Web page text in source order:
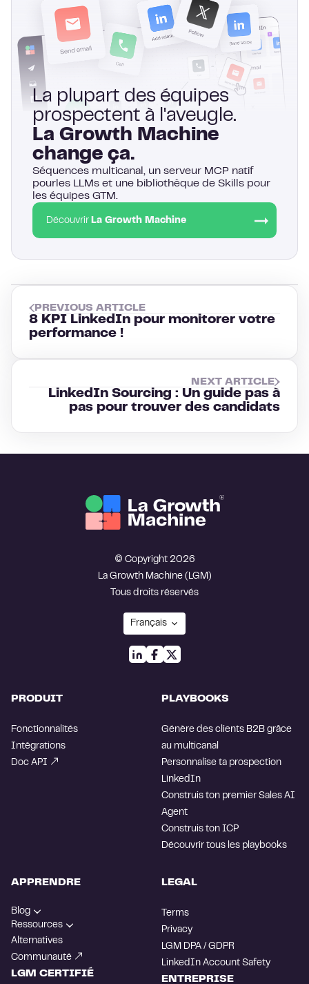
La plupart des équipes
prospectent à l'aveugle.
La Growth Machine
change ça.
Séquences multicanal, un serveur MCP natif
pourles LLMs et une bibliothèque de Skills pour
les équipes GTM.
Découvrir La Growth Machine
PREVIOUS ARTICLE
8 KPI LinkedIn pour monitorer votre
performance !
NEXT ARTICLE
LinkedIn Sourcing : Un guide pas à
pas pour trouver des candidats
© Copyright 2026
La Growth Machine (LGM)
Tous droits réservés
PRODUIT
Fonctionnalités
Intégrations
Doc API
PLAYBOOKS
Génère des clients B2B grâce
au multicanal
Personnalise ta prospection
LinkedIn
Construis ton premier Sales AI
Agent
Construis ton ICP
Découvrir tous les playbooks
APPRENDRE
Blog
Ressources
Alternatives
Communauté
LGM CERTIFIÉ
LEGAL
Terms
Privacy
LGM DPA / GDPR
LinkedIn Account Safety
ENTREPRISE